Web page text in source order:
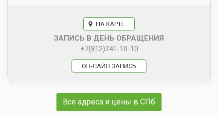
НА КАРТЕ
ЗАПИСЬ В ДЕНЬ ОБРАЩЕНИЯ
+7(812)241-10-10
ОН-ЛАЙН ЗАПИСЬ
Все адреса и цены в СПб